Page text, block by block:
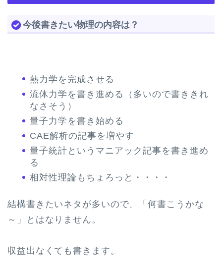
今後書きたい物理の内容は？
熱力学を完成させる
流体力学を書き進める（多いので書ききれ
なさそう）
量子力学を書き始める
CAE解析の記事を増やす
量子統計というマニアック記事を書き進め
る
相対性理論もちょろっと・・・・
結構書きたいネタが多いので、「何書こうかな
～」とはなりません。
収益出なくても書きます。